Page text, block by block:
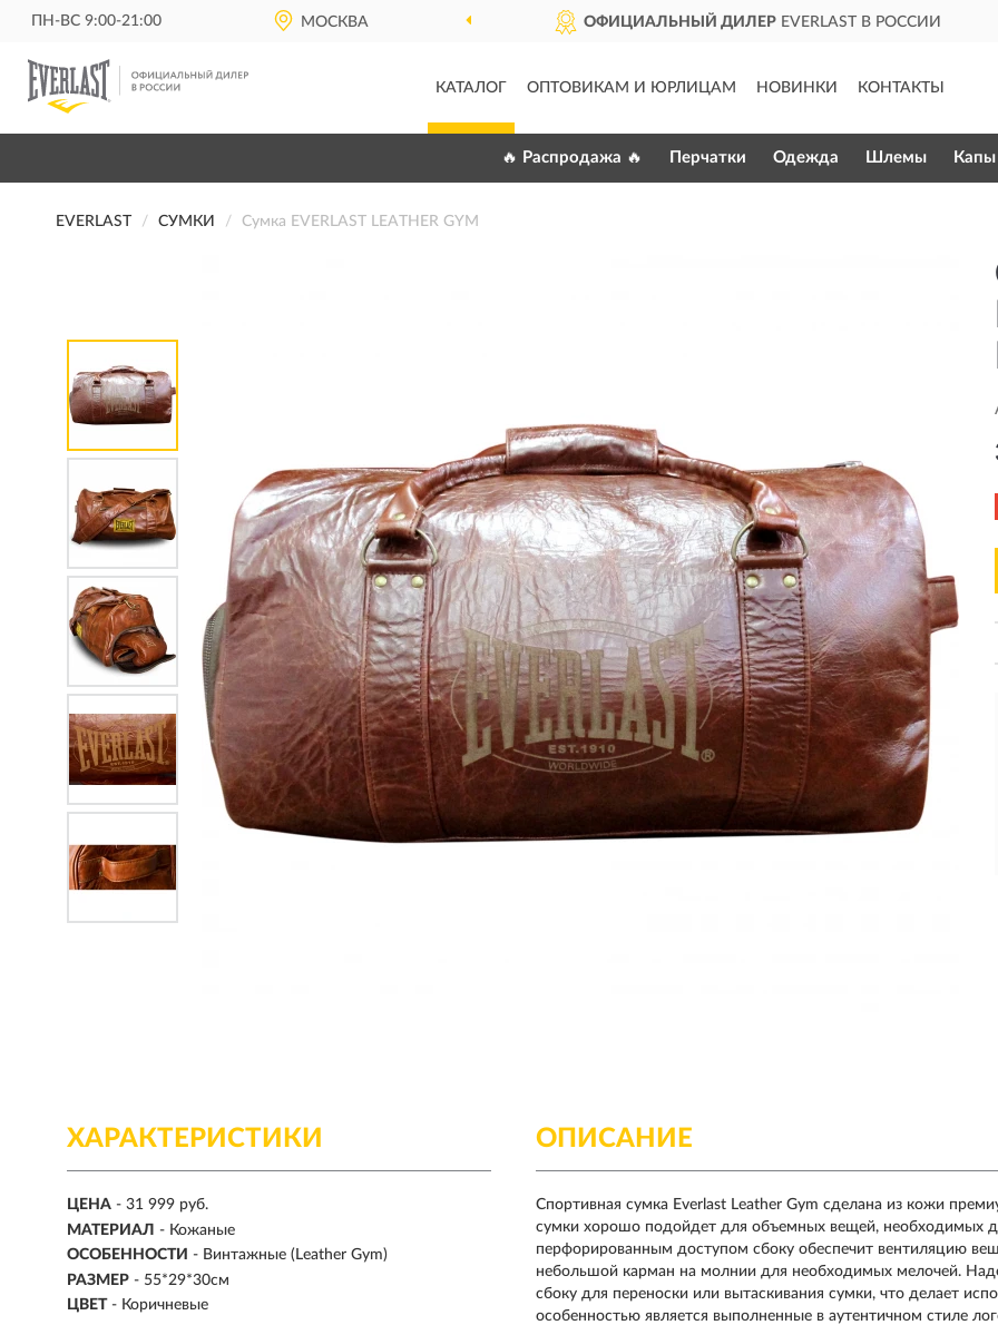
ПН-ВС 9:00-21:00 МОСКВА ОФИЦИАЛЬНЫЙ ДИЛЕР EVERLAST В РОССИИ
КАТАЛОГ ОПТОВИКАМ И ЮРЛИЦАМ НОВИНКИ КОНТАКТЫ
🔥 Распродажа 🔥 Перчатки Одежда Шлемы Капы
EVERLAST СУМКИ Сумка EVERLAST LEATHER GYM
ХАРАКТЕРИСТИКИ
ЦЕНА - 31 999 руб.
МАТЕРИАЛ - Кожаные
ОСОБЕННОСТИ - Винтажные (Leather Gym)
РАЗМЕР - 55*29*30см
ЦВЕТ - Коричневые
ОПИСАНИЕ
Спортивная сумка Everlast Leather Gym сделана из кожи
сумки хорошо подойдет для объемных вещей, необходимых
перфорированным доступом сбоку обеспечит вентиляцию
небольшой карман на молнии для необходимых мелочей.
сбоку для переноски или вытаскивания сумки, что делает
особенностью является выполненные в аутентичном стиле